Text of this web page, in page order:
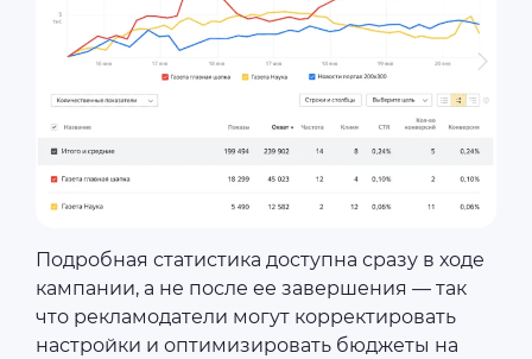
Подробная статистика доступна сразу в ходе
кампании, а не после ее завершения — так
что рекламодатели могут корректировать
настройки и оптимизировать бюджеты на